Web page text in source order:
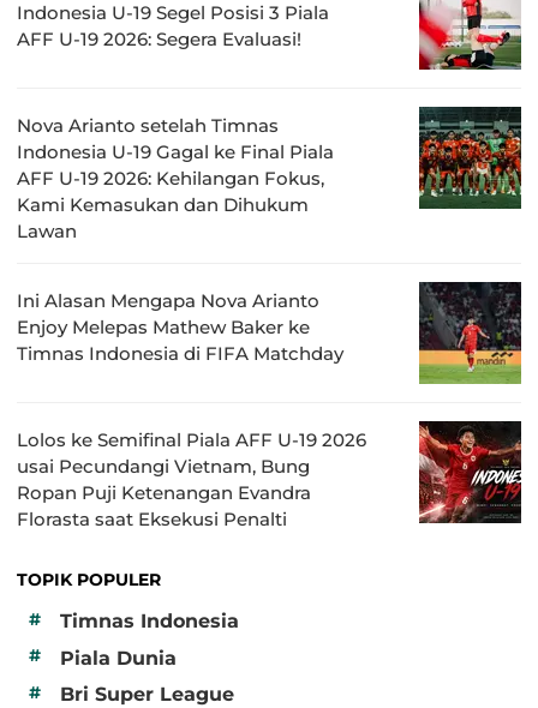
Indonesia U-19 Segel Posisi 3 Piala
AFF U-19 2026: Segera Evaluasi!
Nova Arianto setelah Timnas
Indonesia U-19 Gagal ke Final Piala
AFF U-19 2026: Kehilangan Fokus,
Kami Kemasukan dan Dihukum
Lawan
Ini Alasan Mengapa Nova Arianto
Enjoy Melepas Mathew Baker ke
Timnas Indonesia di FIFA Matchday
Lolos ke Semifinal Piala AFF U-19 2026
usai Pecundangi Vietnam, Bung
Ropan Puji Ketenangan Evandra
Florasta saat Eksekusi Penalti
TOPIK POPULER
#
Timnas Indonesia
# Piala Dunia
# Bri Super League